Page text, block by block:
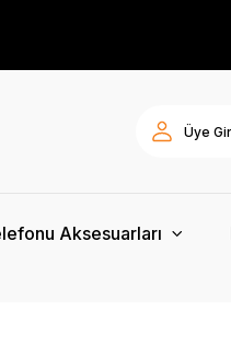
Üye
Aksesuarları